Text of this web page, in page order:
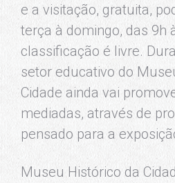
e a visitação, gratuita,
terça à domingo, das 9h
classificação é livre.
setor educativo do
Cidade ainda vai
mediadas, através de
pensado para a
Museu Histórico da